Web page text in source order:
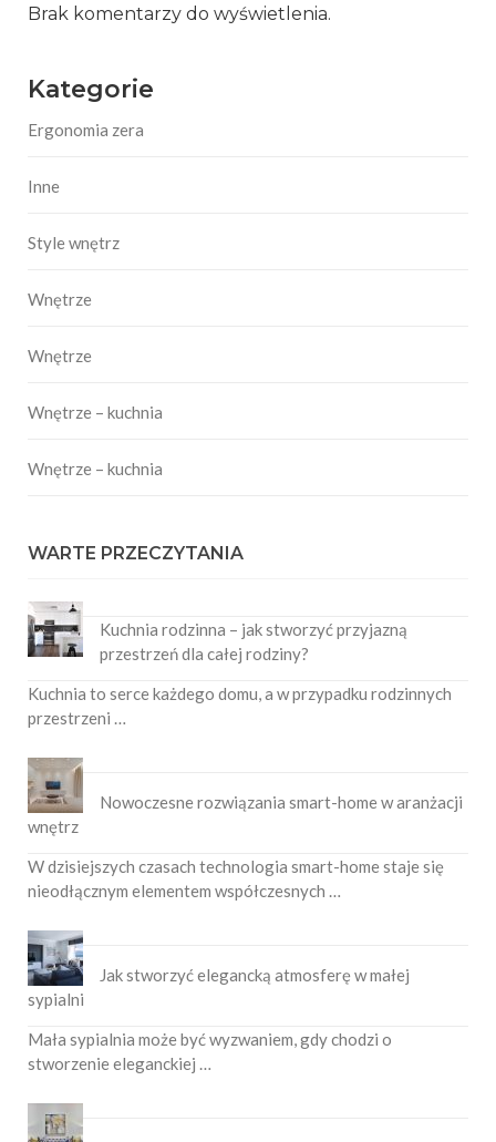
Brak komentarzy do wyświetlenia.
Kategorie
Ergonomia zera
Inne
Style wnętrz
Wnętrze
Wnętrze
Wnętrze – kuchnia
Wnętrze – kuchnia
WARTE PRZECZYTANIA
Kuchnia rodzinna – jak stworzyć przyjazną
przestrzeń dla całej rodziny?
Kuchnia to serce każdego domu, a w przypadku rodzinnych
przestrzeni …
Nowoczesne rozwiązania smart-home w aranżacji
wnętrz
W dzisiejszych czasach technologia smart-home staje się
nieodłącznym elementem współczesnych …
Jak stworzyć elegancką atmosferę w małej
sypialni
Mała sypialnia może być wyzwaniem, gdy chodzi o
stworzenie eleganckiej …